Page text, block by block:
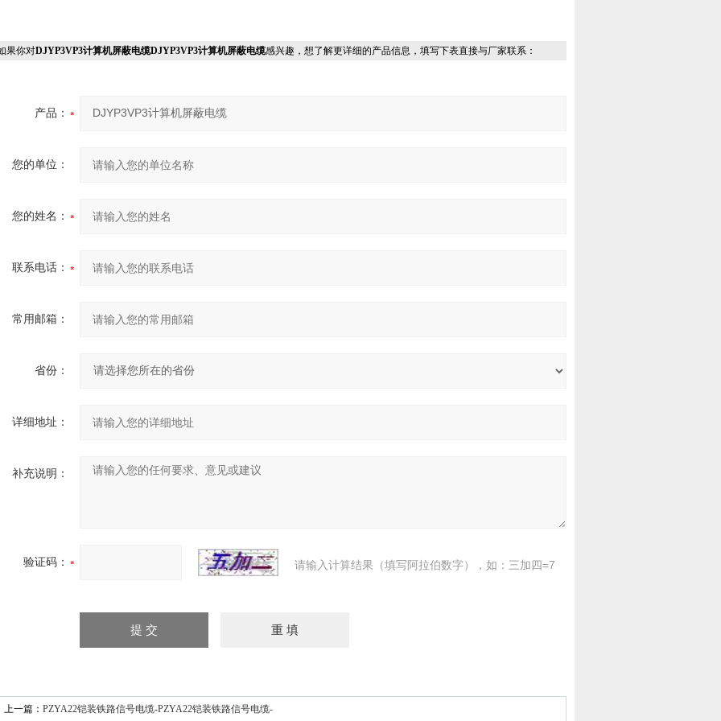
你对DJYP3VP3计算机屏蔽电缆DJYP3VP3计算机屏蔽电缆感兴趣，想了解更详细的产品信息，填写下表直接与厂家联系：
产品：
您的单位：
您的姓名：
联系电话：
常用邮箱：
省份：
详细地址：
补充说明：
验证码： 请输入计算结果（填写阿拉伯数字），如：三加四=7
上一篇： PZYA22铠装铁路信号电缆-PZYA22铠装铁路信号电缆-